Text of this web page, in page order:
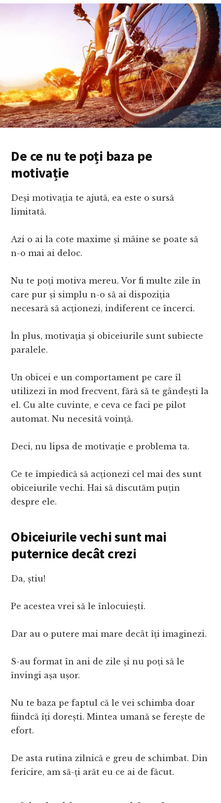
De ce nu te poți baza pe
motivație
Deși motivația te ajută, ea este o sursă
limitată.
Azi o ai la cote maxime și mâine se poate să
n-o mai ai deloc.
Nu te poți motiva mereu. Vor fi multe zile în
care pur și simplu n-o să ai dispoziția
necesară să acționezi, indiferent ce încerci.
În plus, motivația și obiceiurile sunt subiecte
paralele.
Un obicei e un comportament pe care îl
utilizezi în mod frecvent, fără să te gândești la
el. Cu alte cuvinte, e ceva ce faci pe pilot
automat. Nu necesită voință.
Deci, nu lipsa de motivație e problema ta.
Ce te împiedică să acționezi cel mai des sunt
obiceiurile vechi. Hai să discutăm puțin
despre ele.
Obiceiurile vechi sunt mai
puternice decât crezi
Da, știu!
Pe acestea vrei să le înlocuiești.
Dar au o putere mai mare decât îți imaginezi.
S-au format în ani de zile și nu poți să le
învingi așa ușor.
Nu te baza pe faptul că le vei schimba doar
fiindcă îți dorești. Mintea umană se ferește de
efort.
De asta rutina zilnică e greu de schimbat. Din
fericire, am să-ți arăt eu ce ai de făcut.